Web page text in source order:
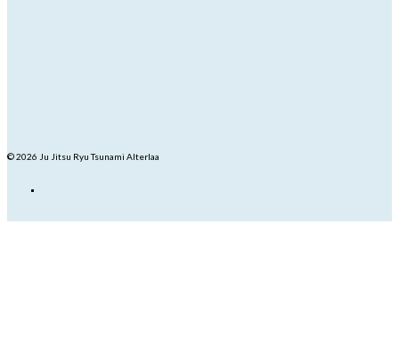
© 2026 Ju Jitsu Ryu Tsunami Alterlaa